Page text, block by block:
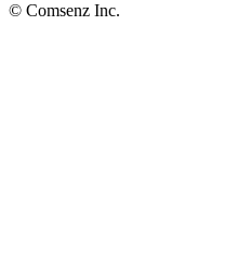
© Comsenz Inc.